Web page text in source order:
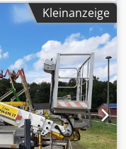
m Plattformhöhe:
Schwenkbereich: 540
3.490 kg Länge:
3,01 m Größe
Korb: 250 kg
m vorn, 2,63 m
230 V
unter der
Technische Daten
01/2027 Km-Stand:
Kleinanzeige